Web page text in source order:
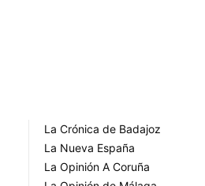
La Crónica de Badajoz
La Nueva España
La Opinión A Coruña